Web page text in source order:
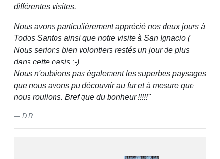
différentes visites.
Nous avons particulièrement apprécié nos deux jours à
Todos Santos ainsi que notre visite à San Ignacio (
Nous serions bien volontiers restés un jour de plus
dans cette oasis ;-) .
Nous n'oublions pas également les superbes paysages
que nous avons pu découvrir au fur et à mesure que
nous roulions. Bref que du bonheur !!!!!"
D.R